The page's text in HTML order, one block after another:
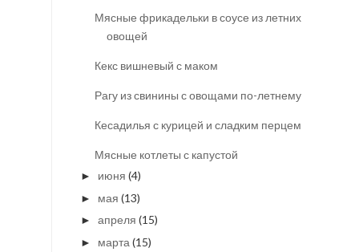
Мясные фрикадельки в соусе из летних
овощей
Кекс вишневый с маком
Рагу из свинины с овощами по-летнему
Кесадилья с курицей и сладким перцем
Мясные котлеты с капустой
► июня (4)
► мая (13)
► апреля (15)
► марта (15)